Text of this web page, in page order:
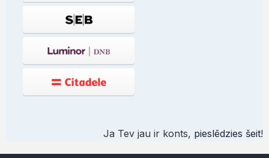
Ja Tev jau ir konts, pieslēdzies šeit!